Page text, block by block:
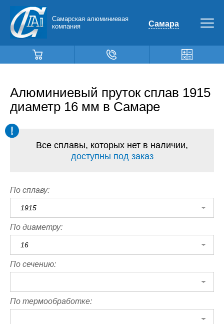
Самарская алюминиевая
компания
Самара
Алюминиевый пруток сплав 1915
диаметр 16 мм в Самаре
Все сплавы, которых нет в наличии,
доступны под заказ
По сплаву:
1915
По диаметру:
16
По сечению:
По термообработке: